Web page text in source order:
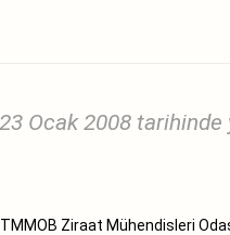
Ocak 2008 tarihinde
Ziraat Mühendisleri